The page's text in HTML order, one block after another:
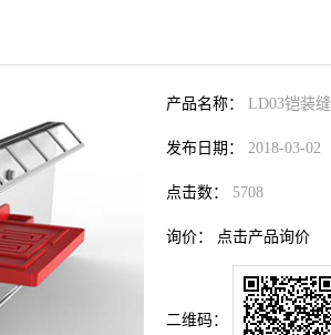
产品名称： LD03铠装缝
发布日期： 2018-03-02
点击数： 5708
询价： 点击产品询价
二维码：